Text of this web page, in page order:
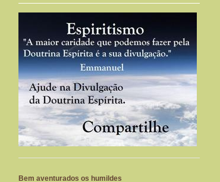
Bem aventurados os humildes